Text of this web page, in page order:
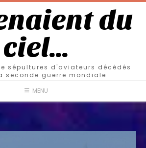
du
ciel…
sépultures d'aviateurs décédés
seconde guerre mondiale
MENU